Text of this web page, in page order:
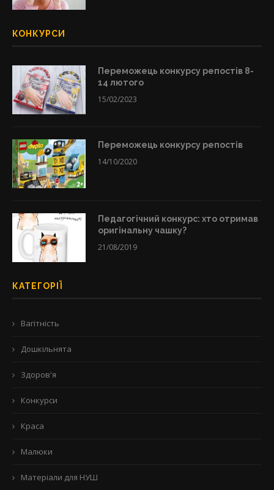
КОНКУРСИ
Переможець конкурсу репостів 8-
14 лютого
15/02/2023
Переможець конкурсу репостів
14/10/2020
Педагогічний конкурс: хто отримав
оригінальну чашку?
21/08/2019
КАТЕГОРІЇ
Вагітність
Дошкільнята
Здоров'я
Конкурси
Краса
Малюки
Матеріали для НУШ